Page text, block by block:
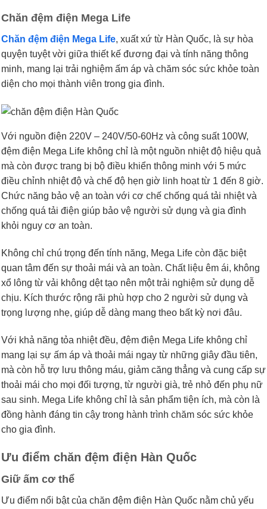
Chăn đệm điện Mega Life
Chăn đệm điện Mega Life, xuất xứ từ Hàn Quốc, là sự hòa
quyện tuyệt vời giữa thiết kế đương đại và tính năng thông
minh, mang lại trải nghiệm ấm áp và chăm sóc sức khỏe toàn
diện cho mọi thành viên trong gia đình.
Với nguồn điện 220V – 240V/50-60Hz và công suất 100W,
đệm điện Mega Life không chỉ là một nguồn nhiệt độ hiệu quả
mà còn được trang bị bộ điều khiển thông minh với 5 mức
điều chỉnh nhiệt độ và chế độ hẹn giờ linh hoạt từ 1 đến 8 giờ.
Chức năng bảo vệ an toàn với cơ chế chống quá tải nhiệt và
chống quá tải điện giúp bảo vệ người sử dụng và gia đình
khỏi nguy cơ an toàn.
Không chỉ chú trọng đến tính năng, Mega Life còn đặc biệt
quan tâm đến sự thoải mái và an toàn. Chất liệu êm ái, không
xổ lông từ vải không dệt tạo nên một trải nghiệm sử dụng dễ
chịu. Kích thước rộng rãi phù hợp cho 2 người sử dụng và
trọng lượng nhẹ, giúp dễ dàng mang theo bất kỳ nơi đâu.
Với khả năng tỏa nhiệt đều, đệm điện Mega Life không chỉ
mang lại sự ấm áp và thoải mái ngay từ những giây đầu tiên,
mà còn hỗ trợ lưu thông máu, giảm căng thẳng và cung cấp sự
thoải mái cho mọi đối tượng, từ người già, trẻ nhỏ đến phụ nữ
sau sinh. Mega Life không chỉ là sản phẩm tiện ích, mà còn là
đồng hành đáng tin cậy trong hành trình chăm sóc sức khỏe
cho gia đình.
Ưu điểm chăn đệm điện Hàn Quốc
Giữ ấm cơ thể
Ưu điểm nổi bật của chăn đệm điện Hàn Quốc nằm chủ yếu